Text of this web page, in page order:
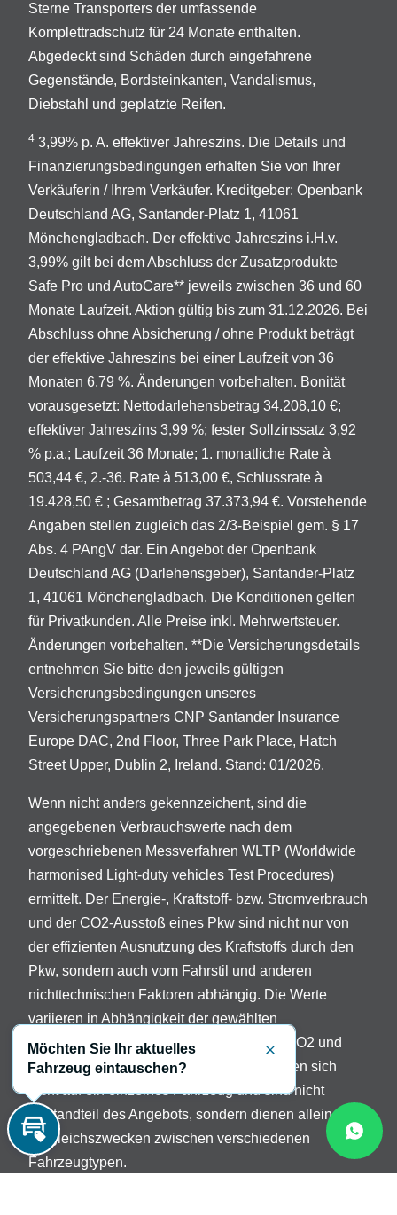
Sterne Transporters der umfassende
Komplettradschutz für 24 Monate enthalten.
Abgedeckt sind Schäden durch eingefahrene
Gegenstände, Bordsteinkanten, Vandalismus,
Diebstahl und geplatzte Reifen.
4 3,99% p. A. effektiver Jahreszins. Die Details und
Finanzierungsbedingungen erhalten Sie von Ihrer
Verkäuferin / Ihrem Verkäufer. Kreditgeber: Openbank
Deutschland AG, Santander-Platz 1, 41061
Mönchengladbach. Der effektive Jahreszins i.H.v.
3,99% gilt bei dem Abschluss der Zusatzprodukte
Safe Pro und AutoCare** jeweils zwischen 36 und 60
Monate Laufzeit. Aktion gültig bis zum 31.12.2026. Bei
Abschluss ohne Absicherung / ohne Produkt beträgt
der effektive Jahreszins bei einer Laufzeit von 36
Monaten 6,79 %. Änderungen vorbehalten. Bonität
vorausgesetzt: Nettodarlehensbetrag 34.208,10 €;
effektiver Jahreszins 3,99 %; fester Sollzinssatz 3,92
% p.a.; Laufzeit 36 Monate; 1. monatliche Rate à
503,44 €, 2.-36. Rate à 513,00 €, Schlussrate à
19.428,50 € ; Gesamtbetrag 37.373,94 €. Vorstehende
Angaben stellen zugleich das 2/3-Beispiel gem. § 17
Abs. 4 PAngV dar. Ein Angebot der Openbank
Deutschland AG (Darlehensgeber), Santander-Platz
1, 41061 Mönchengladbach. Die Konditionen gelten
für Privatkunden. Alle Preise inkl. Mehrwertsteuer.
Änderungen vorbehalten. **Die Versicherungsdetails
entnehmen Sie bitte den jeweils gültigen
Versicherungsbedingungen unseres
Versicherungspartners CNP Santander Insurance
Europe DAC, 2nd Floor, Three Park Place, Hatch
Street Upper, Dublin 2, Ireland. Stand: 01/2026.
Wenn nicht anders gekennzeichent, sind die
angegebenen Verbrauchswerte nach dem
vorgeschriebenen Messverfahren WLTP (Worldwide
harmonised Light-duty vehicles Test Procedures)
ermittelt. Der Energie-, Kraftstoff- bzw. Stromverbrauch
und der CO2-Ausstoß eines Pkw sind nicht nur von
der effizienten Ausnutzung des Kraftstoffs durch den
Pkw, sondern auch vom Fahrstil und anderen
nichttechnischen Faktoren abhängig. Die Werte
variieren in Abhängigkeit der gewählten
Sonderausstattungen. Beschreibung der CO2 und
Verbrauchsangaben: Die Angaben beziehen sich
nicht auf ein einzelnes Fahrzeug und sind nicht
Bestandteil des Angebots, sondern dienen allein
Vergleichszwecken zwischen verschiedenen
Fahrzeugtypen.
Inzahlungnahme
Möchten Sie Ihr aktuelles
Fahrzeug eintauschen?
Schließen